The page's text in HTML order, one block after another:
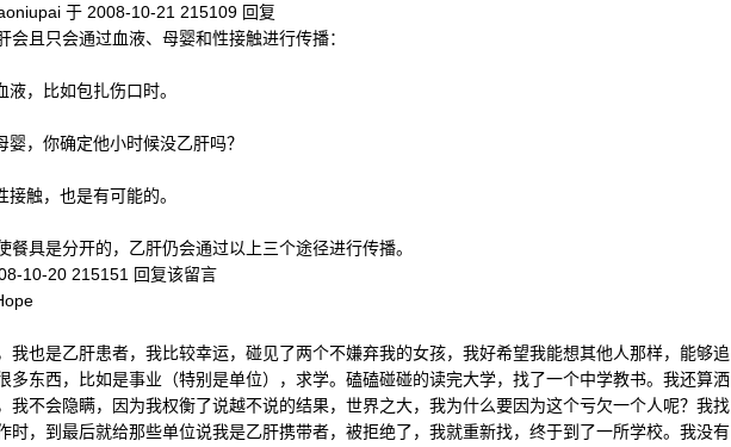
于 2008-10-21 215109 回复
会且只会通过血液、母婴和性接触进行传播：
液，比如包扎伤口时。
婴，你确定他小时候没乙肝吗？
接触，也是有可能的。
餐具是分开的，乙肝仍会通过以上三个途径进行传播。
10-20 215151 回复该留言
我也是乙肝患者，我比较幸运，碰见了两个不嫌弃我的女孩，我好希望我能想其他人那样，能够追
多东西，比如是事业（特别是单位），求学。磕磕碰碰的读完大学，找了一个中学教书。我还算洒
我不会隐瞒，因为我权衡了说越不说的结果，世界之大，我为什么要因为这个亏欠一个人呢？我找
时，到最后就给那些单位说我是乙肝携带者，被拒绝了，我就重新找，终于到了一所学校。我没有